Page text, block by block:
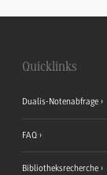
Quicklinks
Dualis-Notenabfrage
FAQ
Bibliotheksrecherche